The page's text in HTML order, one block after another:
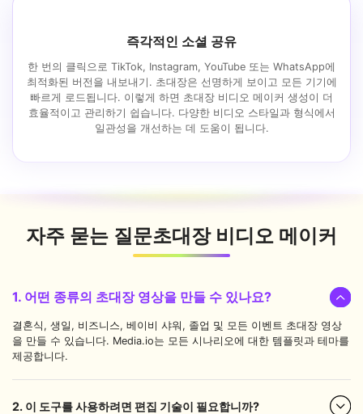
즉각적인 소셜 공유
한 번의 클릭으로 TikTok, Instagram, YouTube 또는 WhatsApp에
최적화된 버전을 내보내기. 초대장은 선명하게 보이고 모든 기기에
빠르게 로드됩니다. 이렇게 하면 초대장 비디오 메이커 생성이 더
효율적이고 관리하기 쉽습니다. 다양한 비디오 스타일과 형식에서
일관성을 개선하는 데 도움이 됩니다.
자주 묻는 질문초대장 비디오 메이커
1. 어떤 종류의 초대장 영상을 만들 수 있나요?
결혼식, 생일, 비즈니스, 베이비 샤워, 졸업 및 모든 이벤트 초대장 영상
을 만들 수 있습니다. Media.io는 모든 시나리오에 대한 템플릿과 테마를
제공합니다.
2. 이 도구를 사용하려면 편집 기술이 필요합니까?